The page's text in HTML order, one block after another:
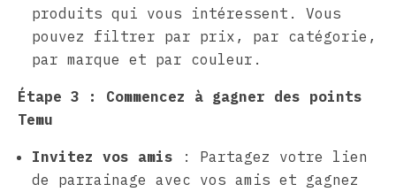
produits qui vous intéressent. Vous
pouvez filtrer par prix, par catégorie,
par marque et par couleur.
Étape 3 : Commencez à gagner des points
Temu
Invitez vos amis : Partagez votre lien
de parrainage avec vos amis et gagnez